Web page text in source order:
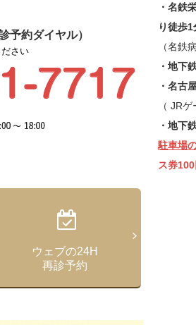
予約ダイヤル）
さい
ウェブの24H
再診予約
・名鉄
り徒歩1
（名鉄
・地下
・名古
（ JR
・地下
駐車場
ス券